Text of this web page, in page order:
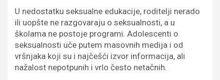
U nedostatku seksualne edukacije, roditelji nerado
ili uopšte ne razgovaraju o seksualnosti, a u
školama ne postoje programi. Adolescenti o
seksualnosti uče putem masovnih medija i od
vršnjaka koji su i najčešći izvor informacija, ali
nažalost nepotpunih i vrlo često netačnih.